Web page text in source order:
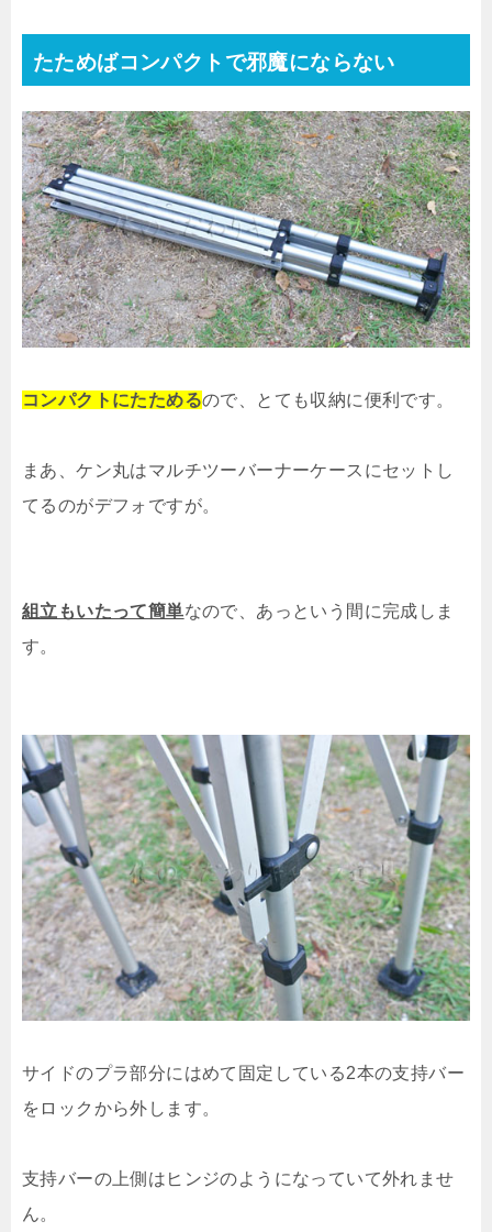
たためばコンパクトで邪魔にならない
コンパクトにたためるので、とても収納に便利です。
まあ、ケン丸はマルチツーバーナーケースにセットし
てるのがデフォですが。
組立もいたって簡単なので、あっという間に完成しま
す。
サイドのプラ部分にはめて固定している2本の支持バー
をロックから外します。
支持バーの上側はヒンジのようになっていて外れませ
ん。